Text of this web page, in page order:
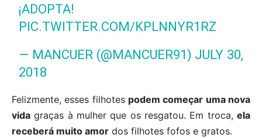
¡ADOPTA!
PIC.TWITTER.COM/KPLNNYR1RZ
— MANCUER (@MANCUER91) JULY 30,
2018
Felizmente, esses filhotes podem começar uma nova
vida graças à mulher que os resgatou. Em troca, ela
receberá muito amor dos filhotes fofos e gratos.